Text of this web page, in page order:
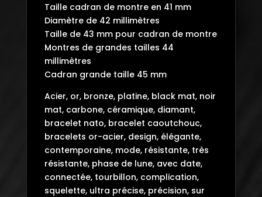
Taille cadran de montre en 41 mm
Diamètre de 42 millimètres
Taille de 43 mm pour cadran de montre
Montres de grandes tailles 44
millimètres
Cadran grande taille 45 mm
Acier, or, bronze, platine, black mat, noir
mat, carbone, céramique, diamant,
bracelet nato, bracelet caoutchouc,
bracelets or-acier, design, élégante,
contemporaine, mode, résistante, très
résistante, phase de lune, avec date,
connectée, tourbillon, complication,
squelette, ultra précise, précision, sur